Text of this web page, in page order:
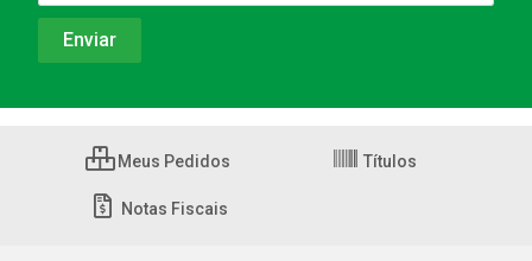
Meus Pedidos Títulos
Notas Fiscais